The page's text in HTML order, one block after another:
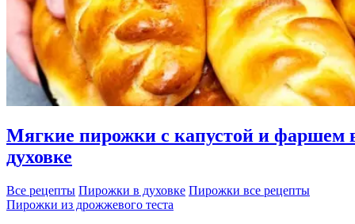
Мягкие пирожки с капустой и фаршем
духовке
Все рецепты Пирожки в духовке Пирожки все рецепты
Пирожки из дрожжевого теста